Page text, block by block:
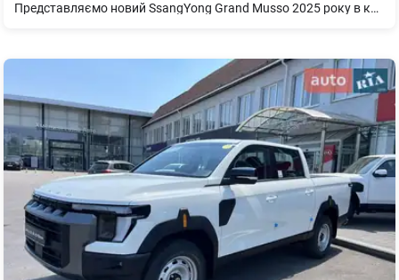
Представляємо новий SsangYong Grand Musso 2025 року в комплектації Base. Цей практичний пікап оснащений потужним дизельним двигуном 2.2D (181 к.с.) та автоматичною коробкою передач, що у поєднанні з повним приводом забезпечує впевненість на будь-якій дорозі.